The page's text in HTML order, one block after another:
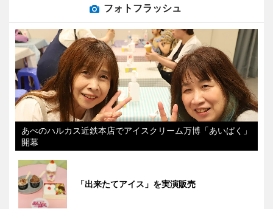
フォトフラッシュ
あべのハルカス近鉄本店でアイスクリーム万博「あいぱく」
開幕
「出来たてアイス」を実演販売